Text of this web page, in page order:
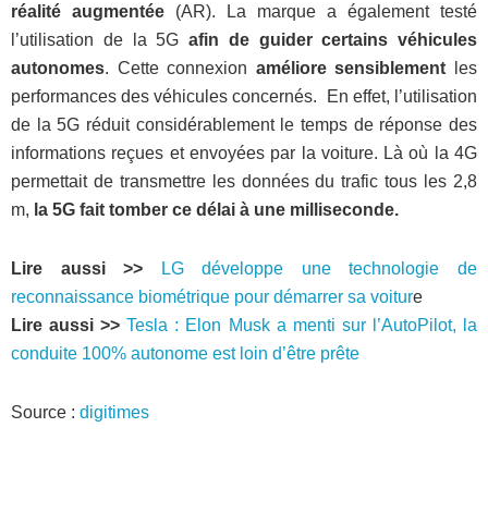
réalité augmentée (AR). La marque a également testé
l’utilisation de la 5G afin de guider certains véhicules
autonomes. Cette connexion améliore sensiblement les
performances des véhicules concernés. En effet, l’utilisation
de la 5G réduit considérablement le temps de réponse des
informations reçues et envoyées par la voiture. Là où la 4G
permettait de transmettre les données du trafic tous les 2,8
m, la 5G fait tomber ce délai à une milliseconde.
Lire aussi >> LG développe une technologie de
reconnaissance biométrique pour démarrer sa voiture
Lire aussi >> Tesla : Elon Musk a menti sur l’AutoPilot, la
conduite 100% autonome est loin d’être prête
Source : digitimes